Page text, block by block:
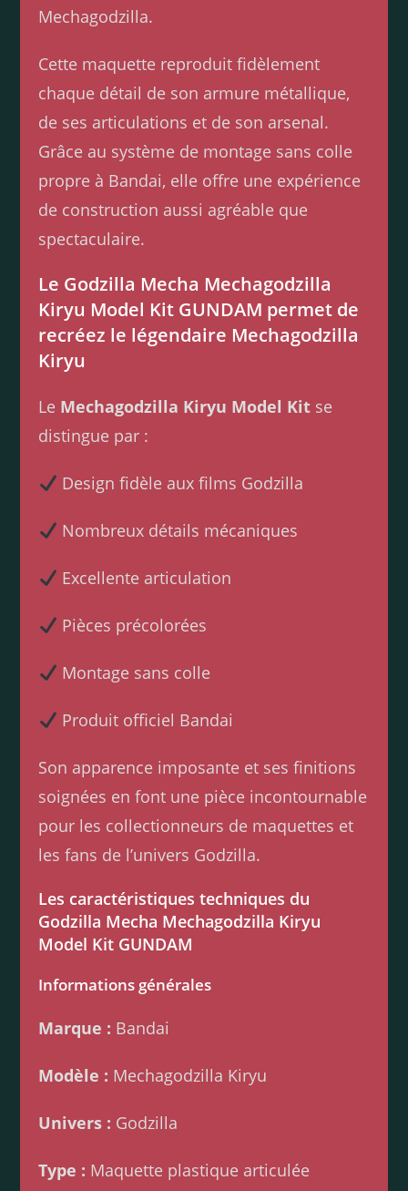
Mechagodzilla.
Cette maquette reproduit fidèlement
chaque détail de son armure métallique,
de ses articulations et de son arsenal.
Grâce au système de montage sans colle
propre à Bandai, elle offre une expérience
de construction aussi agréable que
spectaculaire.
Le Godzilla Mecha Mechagodzilla
Kiryu Model Kit GUNDAM permet de
recréez le légendaire Mechagodzilla
Kiryu
Le Mechagodzilla Kiryu Model Kit se
distingue par :
Design fidèle aux films Godzilla
Nombreux détails mécaniques
Excellente articulation
Pièces précolorées
Montage sans colle
Produit officiel Bandai
Son apparence imposante et ses finitions
soignées en font une pièce incontournable
pour les collectionneurs de maquettes et
les fans de l’univers Godzilla.
Les caractéristiques techniques du
Godzilla Mecha Mechagodzilla Kiryu
Model Kit GUNDAM
Informations générales
Marque : Bandai
Modèle : Mechagodzilla Kiryu
Univers : Godzilla
Type : Maquette plastique articulée